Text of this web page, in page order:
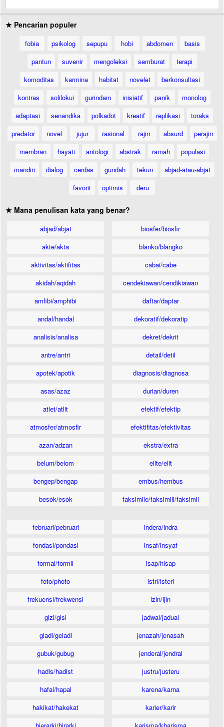
★ Pencarian populer
fobia psikolog sepupu hobi abdomen
basis
pantun
suvenir mengoleksi semburat
terapi
komoditas
karmina habitat novelet
berkonsultasi
kontras
solilokui gurindam inisiatif panik
monolog
adaptasi
senandika polkadot kreatif replikasi
toraks
predator
novel jujur rasional rajin absurd
perajin
membran
hayati antologi abstrak ramah
populasi
mandiri
dialog cerdas gundah tekun
abjad-atau-abjat
favorit
optimis deru
★ Mana penulisan kata yang benar?
abjad/abjat
akte/akta
aktivitas/aktifitas
akidah/aqidah
amfibi/amphibi
andal/handal
analisis/analisa
antre/antri
apotek/apotik
asas/azaz
atlet/atlit
atmosfer/atmosfir
azan/adzan
belum/belom
bengep/bengap
besok/esok
biosfer/biosfir
blanko/blangko
cabai/cabe
cendekiawan/cendikiawan
daftar/daptar
dekoratif/dekoratip
dekret/dekrit
detail/detil
diagnosis/diagnosa
durian/duren
efektif/efektip
efektifitas/efektivitas
ekstra/extra
elite/elit
embus/hembus
faksimile/faksimili/faksimil
februari/pebruari
fondasi/pondasi
formal/formil
foto/photo
frekuensi/frekwensi
gizi/gisi
gladi/geladi
gubuk/gubug
hadis/hadist
hafal/hapal
hakikat/hakekat
indera/indra
insaf/insyaf
isap/hisap
istri/isteri
izin/ijin
jadwal/jadual
jenazah/jenasah
jenderal/jendral
justru/justeru
karena/karna
karier/karir